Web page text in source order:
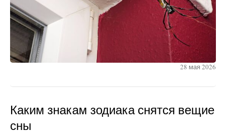
28 мая 2026
Каким знакам зодиака снятся вещие
сны